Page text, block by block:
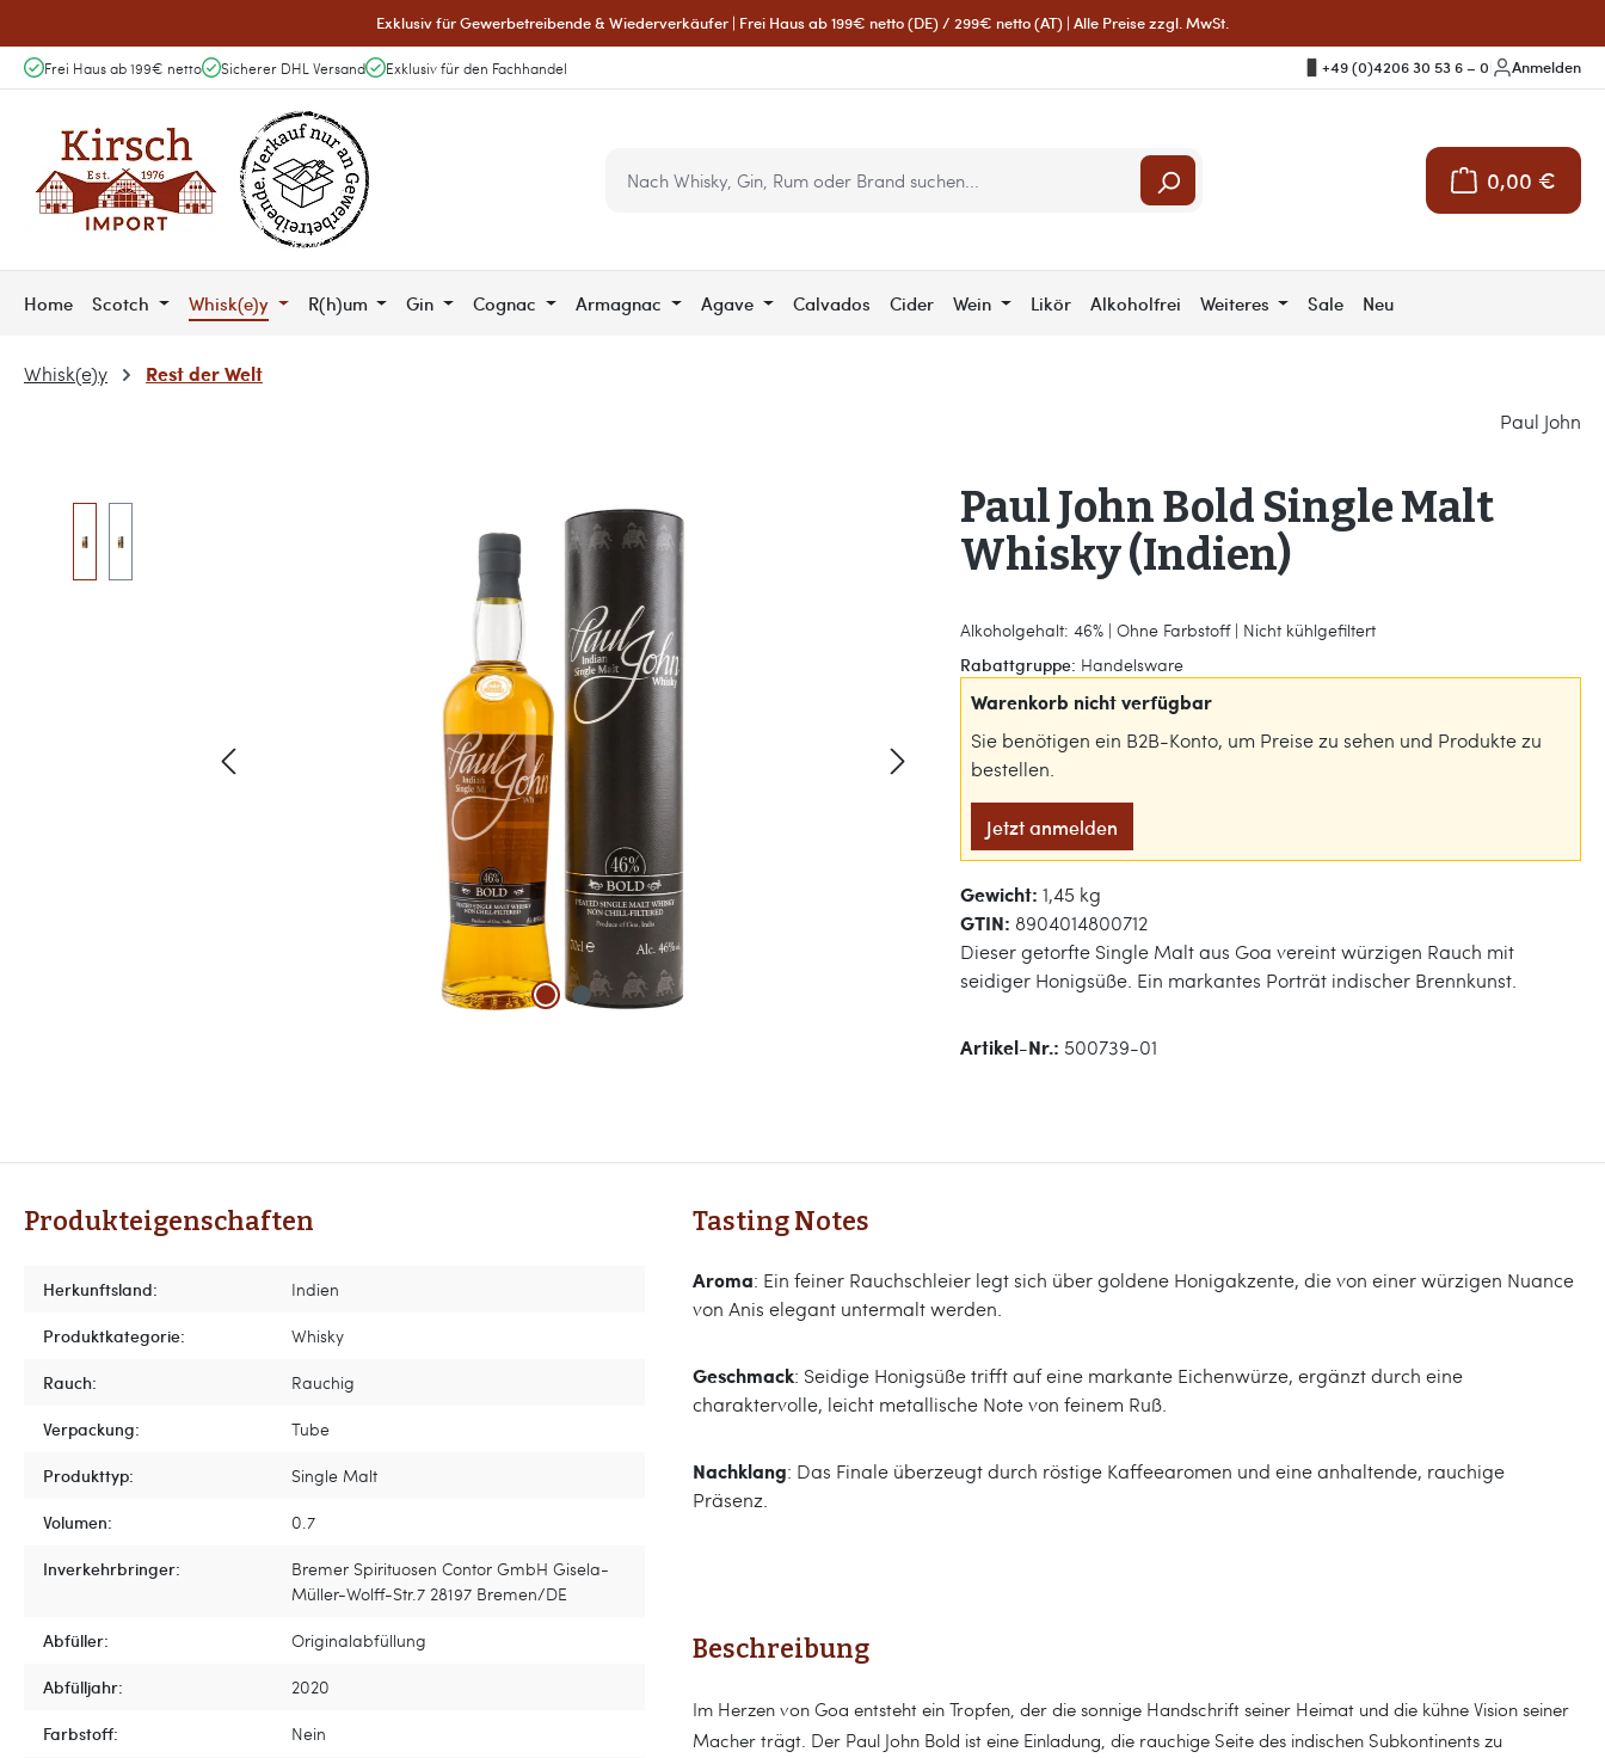
Exklusiv für Gewerbetreibende & Wiederverkäufer | Frei Haus ab 199€ netto (DE) / 299€ netto (AT) | Alle Preise zzgl. MwSt.
Frei Haus ab 199€ netto Sicherer DHL Versand Exklusiv für den Fachhandel +49 (0)4206 30 53 6 – 0 Anmelden
0,00 €
Warenkorb
Home Scotch Whisk(e)y R(h)um Gin Cognac Armagnac Agave Calvados Cider Wein Likör Alkoholfrei Weiteres Sale Neu
Whisk(e)y Rest der Welt
Paul John
Paul John Bold Single Malt
Whisky (Indien)
Alkoholgehalt: 46% | Ohne Farbstoff | Nicht kühlgefiltert
Rabattgruppe: Handelsware
Warenkorb nicht verfügbar
Sie benötigen ein B2B-Konto, um Preise zu sehen und Produkte zu
bestellen.
Jetzt anmelden
Gewicht: 1,45 kg
GTIN: 8904014800712
Dieser getorfte Single Malt aus Goa vereint würzigen Rauch mit
seidiger Honigsüße. Ein markantes Porträt indischer Brennkunst.
Artikel-Nr.: 500739-01
Produkteigenschaften
Herkunftsland:
Indien
Produktkategorie:
Whisky
Rauch:
Rauchig
Verpackung:
Tube
Produkttyp:
Single Malt
Volumen:
0.7
Inverkehrbringer:
Bremer Spirituosen Contor GmbH Gisela-
Müller-Wolff-Str.7 28197 Bremen/DE
Abfüller:
Originalabfüllung
Abfülljahr:
2020
Farbstoff:
Nein
Tasting Notes
Aroma: Ein feiner Rauchschleier legt sich über goldene Honigakzente, die von einer würzigen Nuance
von Anis elegant untermalt werden.
Geschmack: Seidige Honigsüße trifft auf eine markante Eichenwürze, ergänzt durch eine
charaktervolle, leicht metallische Note von feinem Ruß.
Nachklang: Das Finale überzeugt durch röstige Kaffeearomen und eine anhaltende, rauchige
Präsenz.
Beschreibung
Im Herzen von Goa entsteht ein Tropfen, der die sonnige Handschrift seiner Heimat und die kühne Vision seiner
Macher trägt. Der Paul John Bold ist eine Einladung, die rauchige Seite des indischen Subkontinents zu